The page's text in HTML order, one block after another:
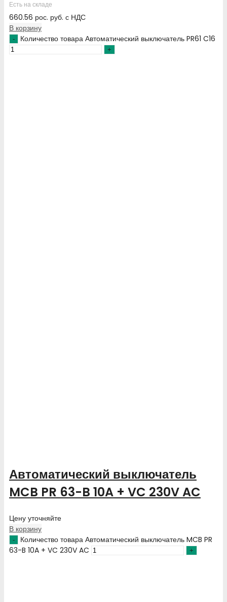
Есть на складе
660.56 рос. руб. с НДС
В корзину
Количество товара Автоматический выключатель PR61 C16
Автоматический выключатель
MCB PR 63-B 10A + VC 230V AC
Цену уточняйте
В корзину
Количество товара Автоматический выключатель MCB PR
63-B 10A + VC 230V AC